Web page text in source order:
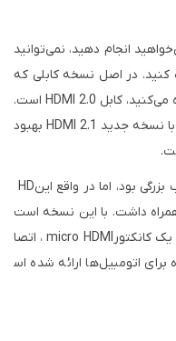
انجام دهید، نمی‌توانید
کنید. در اصل نسخه کابلی که
می‌کنید، کابل HDMI 2.0 است.
با نسخه جدید HDMI 2.1 بهبود
بزرگی بود، اما در واقع اینHD
داشت. با این نسخه است
یک کانکتورmicro HDMI ، اتصا
برای اتومبیل‌ها ارائه شده اس